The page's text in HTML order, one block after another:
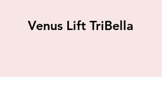
Venus Lift TriBella